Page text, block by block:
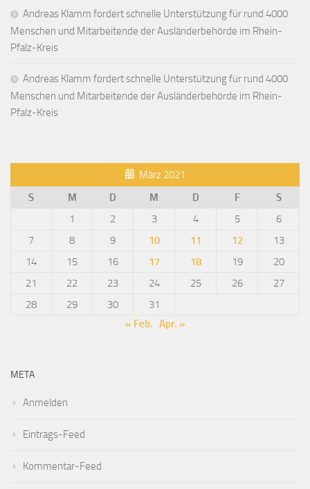
Andreas Klamm fordert schnelle Unterstützung für rund 4000
Menschen und Mitarbeitende der Ausländerbehörde im Rhein-
Pfalz-Kreis
Andreas Klamm fordert schnelle Unterstützung für rund 4000
Menschen und Mitarbeitende der Ausländerbehörde im Rhein-
Pfalz-Kreis
März 2021
S
M D M D F
S
1
2 3 4 5
6
7
8 9 10 11 12
13
14
15 16 17 18 19
20
21
22 23 24 25 26
27
28
29 30
31
« Feb. Apr. »
META
Anmelden
Eintrags-Feed
Kommentar-Feed